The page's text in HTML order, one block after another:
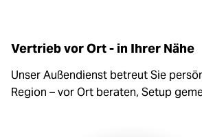
Vertrieb vor Ort - in Ihrer Nähe
Unser Außendienst betreut Sie
Region – vor Ort beraten, Setup